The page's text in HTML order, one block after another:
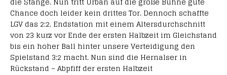
Chance doch leider kein drittes Tor. Dennoch schaffte
LGV das 2:2. Endstation mit einem Altersdurchschnitt
von 23 kurz vor Ende der ersten Halbzeit im Gleichstand
bis ein hoher Ball hinter unsere Verteidigung den
Spielstand 3:2 macht. Nun sind die Hernalser in
Rückstand – Abpfiff der ersten Halbzeit